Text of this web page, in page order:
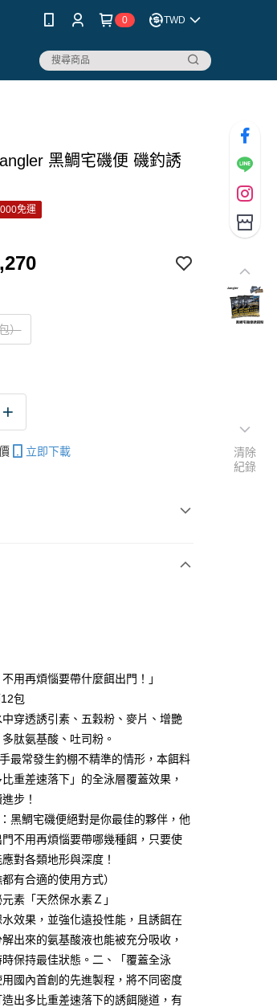
0 TWD
黑鯛宅磯便 磯釣誘
免運
）
立即下載
第一商業銀行
兆豐國際商業銀行
台中商業銀行
華泰商業銀行
遠東國際商業銀行
中國信託商業銀行
大哥大用戶可立即使用無須另外申請。
，訂單成立後會自動跳轉到大哥付的交易
分期的期數、繳款截止日，確認付款後即
金額請依後續交易確認頁面所載為準。
，表示未達大哥付你分期系統評分，恕
哥付你分期」於每月結算日後寄送繳費提
擇「超商條碼／台灣大直營門市／銀行轉
等通路繳費。
之後才付款」的支付方式。 讓您購物簡單
綁卡、不需儲值。
證，即可結帳。
，再付款。
享後付」後，將跳轉至「AFTEE先享後
確認金額後，即可完成結帳。
繳費通知簡訊。
，請聯繫客服）
含以上)免運費
用再煩惱要帶什麼餌出門！」
包
穿透誘引素、五穀粉、麥片、增艷
肽氨基酸、吐司粉。
最常發生釣棚不精準的情形，本餌料
重差速落下」的全泳層覆蓋效果，
步！
黑鯛宅磯便絕對是你最佳的夥伴，他
不用再煩惱要帶哪幾種餌，只要使
對各類地形與深度！
有合適的使用方式）
素「天然保水素Ｚ」
效果，並強化遠投性能，且誘餌在
出來的氨基酸液也能被充分吸收，
保持最佳狀態。二、「覆蓋全泳
國內首創的先進製程，將不同密度
出多比重差速落下的誘餌隧道，有
清除
紀錄